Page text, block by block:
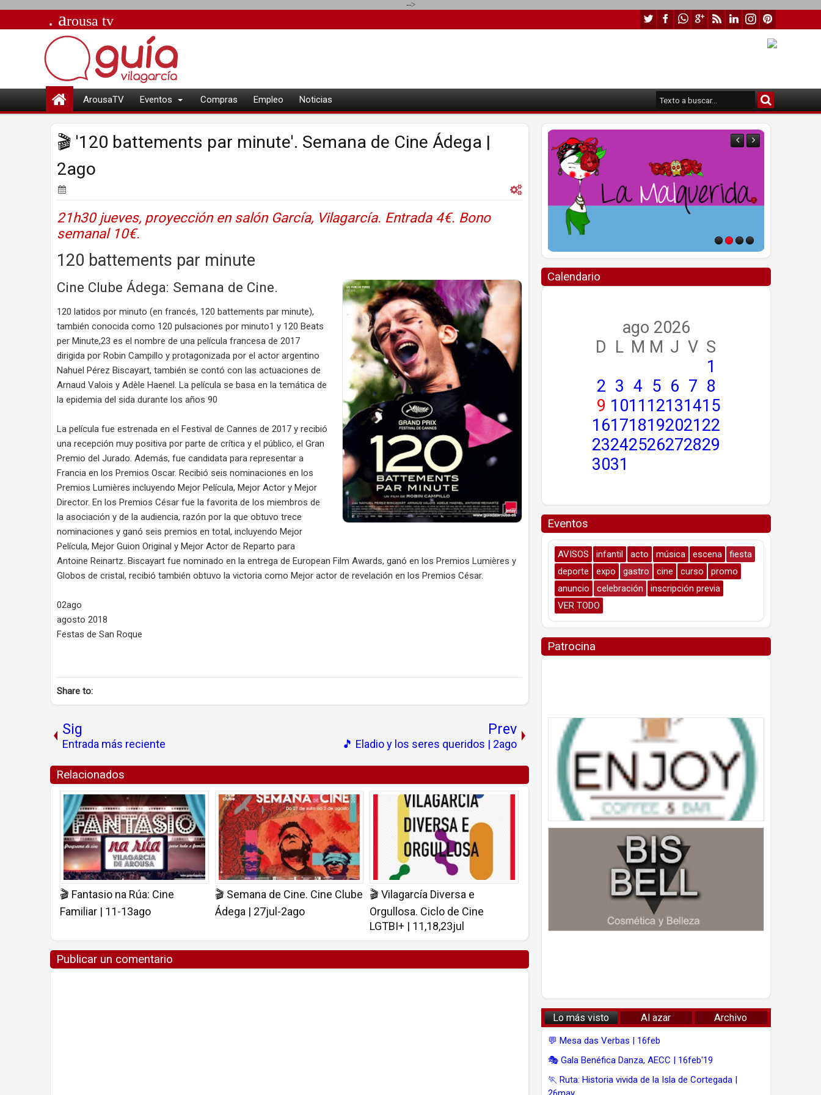
-->
. arousa tv
ArousaTV Eventos Compras Empleo Noticias
🎬 '120 battements par minute'. Semana de Cine Ádega |
2ago
21h30 jueves, proyección en salón García, Vilagarcía. Entrada 4€. Bono
semanal 10€.
120 battements par minute
Cine Clube Ádega: Semana de Cine.
120 latidos por minuto (en francés, 120 battements par minute),
también conocida como 120 pulsaciones por minuto1​ y 120 Beats
per Minute,2​3​ es el nombre de una película francesa de 2017
dirigida por Robin Campillo y protagonizada por el actor argentino
Nahuel Pérez Biscayart, también se contó con las actuaciones de
Arnaud Valois y Adèle Haenel. La película se basa en la temática de
la epidemia del sida durante los años 90
La película fue estrenada en el Festival de Cannes de 2017 y recibió
una recepción muy positiva por parte de crítica y el público, el Gran
Premio del Jurado. Además, fue candidata para representar a
Francia en los Premios Oscar. Recibió seis nominaciones en los
Premios Lumières incluyendo Mejor Película, Mejor Actor y Mejor
Director. En los Premios César fue la favorita de los miembros de
la asociación y de la audiencia, razón por la que obtuvo trece
nominaciones y ganó seis premios en total, incluyendo Mejor
Película, Mejor Guion Original y Mejor Actor de Reparto para
Antoine Reinartz. Biscayart fue nominado en la entrega de European Film Awards, ganó en los Premios Lumières y
Globos de cristal, recibió también obtuvo la victoria como Mejor actor de revelación en los Premios César.
02ago
agosto 2018
Festas de San Roque
Share to:
Sig
Entrada más reciente
Prev
🎵 Eladio y los seres queridos | 2ago
Relacionados
🎬 Fantasio na Rúa: Cine
Familiar | 11-13ago
🎬 Semana de Cine. Cine Clube
Ádega | 27jul-2ago
🎬 Vilagarcía Diversa e
Orgullosa. Ciclo de Cine
LGTBI+ | 11,18,23jul
Publicar un comentario
Calendario
ago 2026
D L M M J V S
1
2 3 4 5 6 7 8
9 1011 12131415
16171819202122
23242526272829
3031
Eventos
AVISOS infantil acto música escena
fiesta
deporte
expo gastro cine curso
promo
anuncio
celebración
inscripción previa
VER TODO
Patrocina
Lo más visto Al azar Archivo
💬 Mesa das Verbas | 16feb
🎭 Gala Benéfica Danza, AECC | 16feb'19
🏃 Ruta: Historia vivida de la Isla de Cortegada |